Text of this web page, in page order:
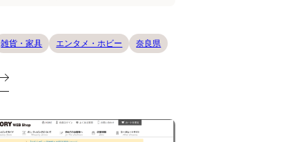
雑貨・家具 エンタメ・ホビー 奈良県